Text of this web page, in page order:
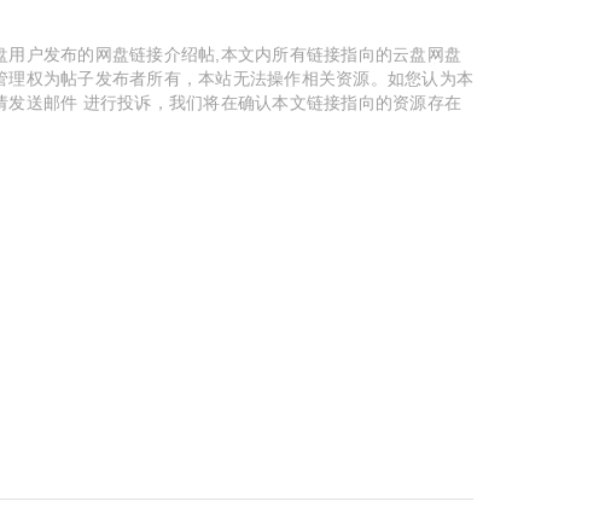
户发布的网盘链接介绍帖,本文内所有链接指向的云盘网盘
权为帖子发布者所有，本站无法操作相关资源。如您认为本
送邮件 进行投诉，我们将在确认本文链接指向的资源存在